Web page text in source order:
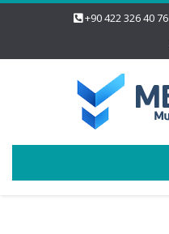
+90 422 326 40 76